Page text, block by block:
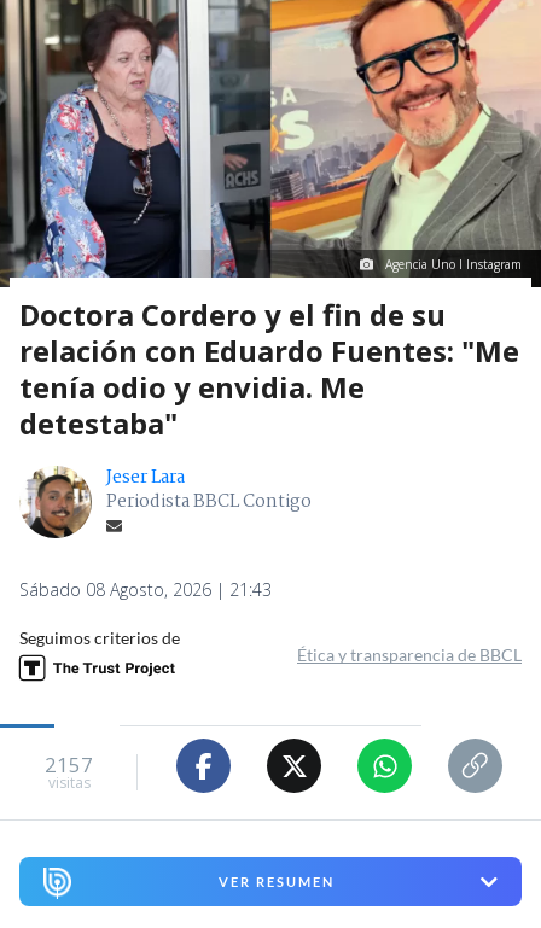
Agencia Uno I Instagram
Doctora Cordero y el fin de su
relación con Eduardo Fuentes: "Me
tenía odio y envidia. Me
detestaba"
Jeser Lara
Periodista BBCL Contigo
Sábado 08 Agosto, 2026 | 21:43
Seguimos criterios de
Ética y transparencia de BBCL
2157
visitas
VER RESUMEN